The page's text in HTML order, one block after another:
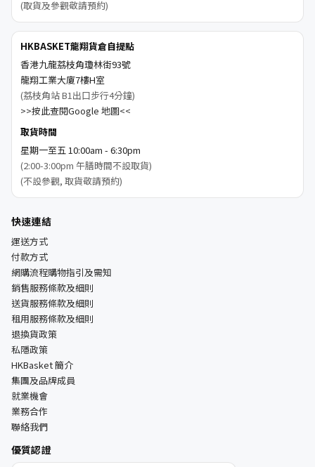
(取貨及參觀敬請預約)
HKBASKET龍翔貨倉自提點
香港九龍荔枝角瓊林街93號
龍翔工業大廈7樓H室
(荔枝角站 B1出口步行4分鐘)
>>按此查閱Google 地圖<<
取貨時間
星期一至五 10:00am - 6:30pm
(2:00-3:00pm 午膳時間不設取貨)
(不設參觀, 取貨敬請預約)
快速連結
運送方式
付款方式
網購流程購物指引及需知
銷售服務條款及細則
送貨服務條款及細則
租用服務條款及細則
退換貨政策
私隱政策
HKBasket 簡介
集團及品牌成員
就業機會
業務合作
聯絡我們
優質認證